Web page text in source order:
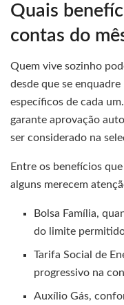
Quais
contas do
Quem vive sozinho
desde que se
específicos de cada
garante aprovação
ser considerado na
Entre os benefícios
alguns merecem
Bolsa Família,
do limite
Tarifa Social de
progressivo na
Auxílio Gás,